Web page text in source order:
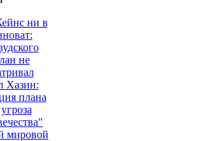
ни в
не
Хазин:
плана
мировой